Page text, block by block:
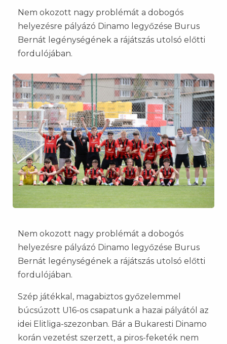
Nem okozott nagy problémát a dobogós
helyezésre pályázó Dinamo legyőzése Burus
Bernát legénységének a rájátszás utolsó előtti
fordulójában.
Nem okozott nagy problémát a dobogós
helyezésre pályázó Dinamo legyőzése Burus
Bernát legénységének a rájátszás utolsó előtti
fordulójában.
Szép játékkal, magabiztos győzelemmel
búcsúzott U16-os csapatunk a hazai pályától az
idei Elitliga-szezonban. Bár a Bukaresti Dinamo
korán vezetést szerzett, a piros-feketék nem